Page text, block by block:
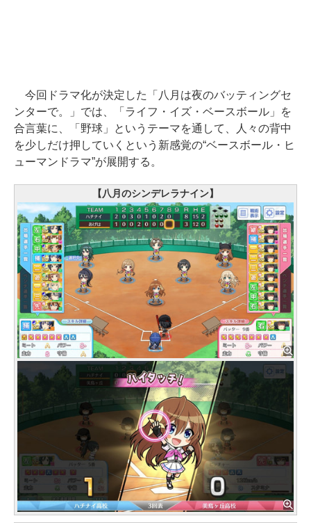
今回ドラマ化が決定した「八月は夜のバッティングセ
ンターで。」では、「ライフ・イズ・ベースボール」を
合言葉に、「野球」というテーマを通して、人々の背中
を少しだけ押していくという新感覚の“ベースボール・ヒ
ューマンドラマ”が展開する。
【八月のシンデレラナイン】